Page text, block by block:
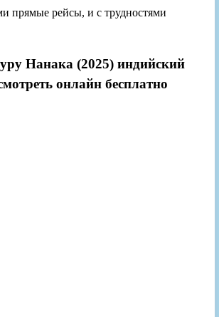
прямые рейсы, и с трудностями
Нанака (2025) индийский
онлайн бесплатно